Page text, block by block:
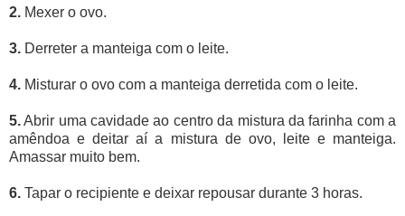
2. Mexer o ovo.
3. Derreter a manteiga com o leite.
4. Misturar o ovo com a manteiga derretida com o leite.
5.Abrir uma cavidade ao centro da mistura da farinha com a
amêndoa e deitar aí a mistura de ovo, leite e manteiga.
Amassar muito bem.
6. Tapar o recipiente e deixar repousar durante 3 horas.